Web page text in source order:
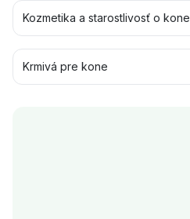
Kozmetika a starostlivosť o kone
Krmivá pre kone